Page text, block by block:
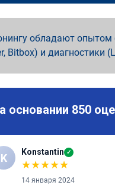
обладают опытом
Bitbox) и диагностики
основании 850
K Konstantin ✓
★★★★★
14 января 2024